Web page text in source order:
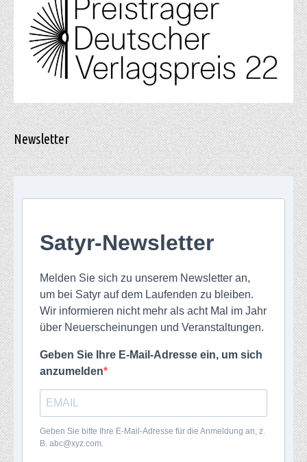
Newsletter
Satyr-Newsletter
Melden Sie sich zu unserem Newsletter an,
um bei Satyr auf dem Laufenden zu bleiben.
Wir informieren nicht mehr als acht Mal im Jahr
über Neuerscheinungen und Veranstaltungen.
Geben Sie Ihre E-Mail-Adresse ein, um sich
anzumelden
Geben Sie bitte Ihre E-Mail-Adresse für die Anmeldung an, z.
B. abc@xyz.com.